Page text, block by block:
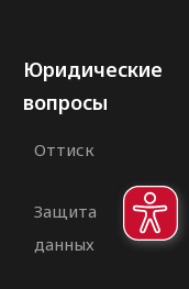
Юридические
вопросы
Оттиск
Защита
данных